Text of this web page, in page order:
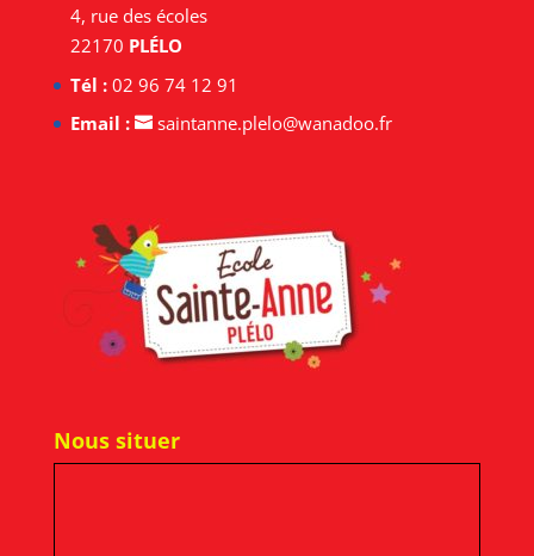
4, rue des écoles
22170 PLÉLO
Tél :02 96 74 12 91
Email :
saintanne.plelo@wanadoo.fr
Nous situer